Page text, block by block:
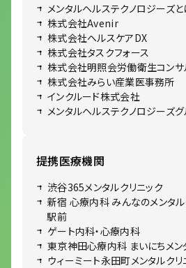
メンタルヘルステクノロジーズ
株式会社Avenir
株式会社ヘルスケアDX
株式会社タスクフォース
株式会社明照会労働衛生コンサ
株式会社みらい産業医事務所
インクルード株式会社
メンタルヘルステクノロジーズ
提携医療機関
渋谷365メンタルクリニック
新宿 心療内科 みんなのメンタ
駅前
ゲート内科・心療内科
東京神田心療内科 まいにちメン
ウィーミート永田町メンタルクリ